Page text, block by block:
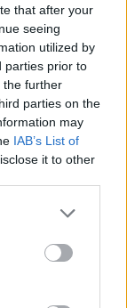
that after your
seeing
utilized by
parties prior to
the further
parties on the
may
IAB’s List of
it to other
more Google
may click to
party tags to
below Google
meghívott
előtt
kellően
a témára.